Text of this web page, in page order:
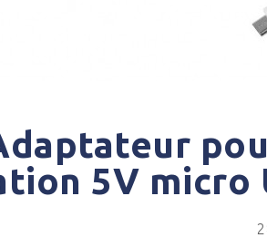
5V micro